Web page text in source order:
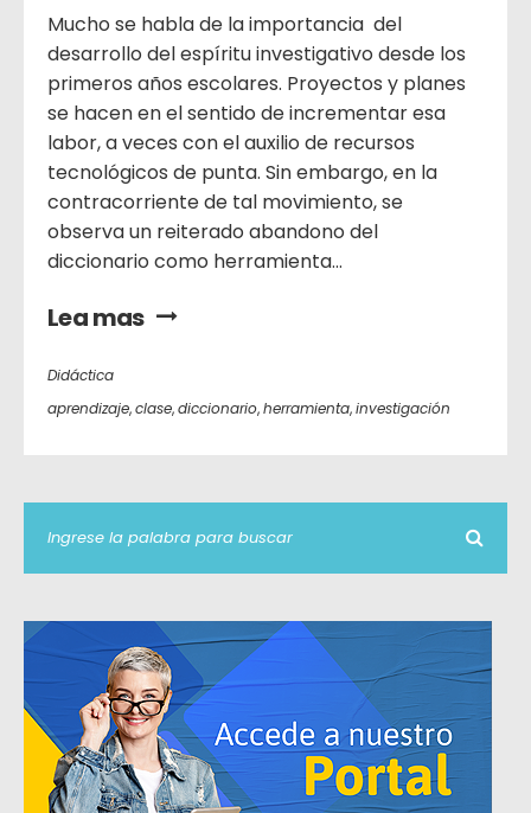
Mucho se habla de la importancia del
desarrollo del espíritu investigativo desde los
primeros años escolares. Proyectos y planes
se hacen en el sentido de incrementar esa
labor, a veces con el auxilio de recursos
tecnológicos de punta. Sin embargo, en la
contracorriente de tal movimiento, se
observa un reiterado abandono del
diccionario como herramienta...
Lea mas
Didáctica
aprendizaje,clase,diccionario,herramienta,investigación